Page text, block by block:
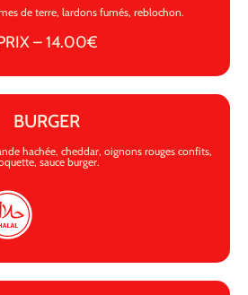
de terre, lardons fumés, reblochon.
– 14.00€
BURGER
hachée, cheddar, oignons rouges confits,
sauce burger.